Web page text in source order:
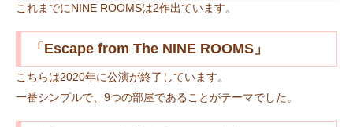
これまでにNINE ROOMSは2作出ています。
「Escape from The NINE ROOMS」
こちらは2020年に公演が終了しています。
一番シンプルで、9つの部屋であることがテーマでした。